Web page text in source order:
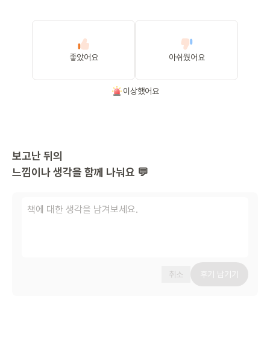
좋았어요 아쉬웠어요
이상했어요
보고난 뒤의
느낌이나 생각을 함께 나눠요 💬
취소 후기 남기기